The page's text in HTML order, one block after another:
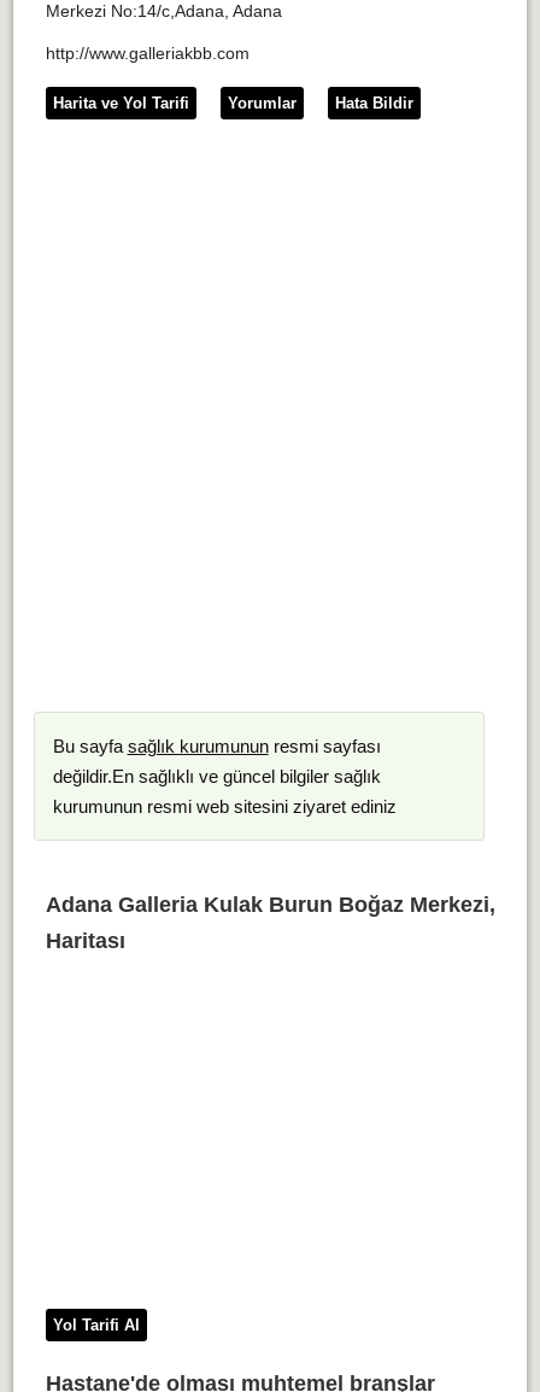
Merkezi No:14/c,Adana, Adana
http://www.galleriakbb.com
Harita ve Yol Tarifi Yorumlar Hata Bildir
Bu sayfa sağlık kurumununresmi sayfası
değildir.En sağlıklı ve güncel bilgiler sağlık
kurumunun resmi web sitesini ziyaret ediniz
Adana Galleria Kulak Burun Boğaz Merkezi,
Haritası
Yol Tarifi Al
Hastane'de olması muhtemel branşlar